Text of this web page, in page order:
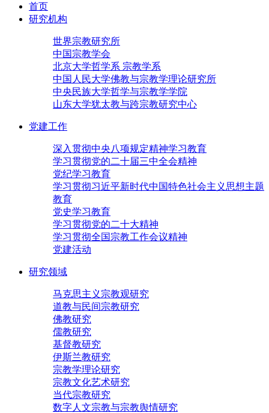
首页
研究机构
世界宗教研究所
中国宗教学会
北京大学哲学系 宗教学系
中国人民大学佛教与宗教学理论研究所
中央民族大学哲学与宗教学学院
山东大学犹太教与跨宗教研究中心
党建工作
深入贯彻中央八项规定精神学习教育
学习贯彻党的二十届三中全会精神
党纪学习教育
学习贯彻习近平新时代中国特色社会主义思想主题
教育
党史学习教育
学习贯彻党的二十大精神
学习贯彻全国宗教工作会议精神
党建活动
研究领域
马克思主义宗教观研究
道教与民间宗教研究
佛教研究
儒教研究
基督教研究
伊斯兰教研究
宗教学理论研究
宗教文化艺术研究
当代宗教研究
数字人文宗教与宗教舆情研究